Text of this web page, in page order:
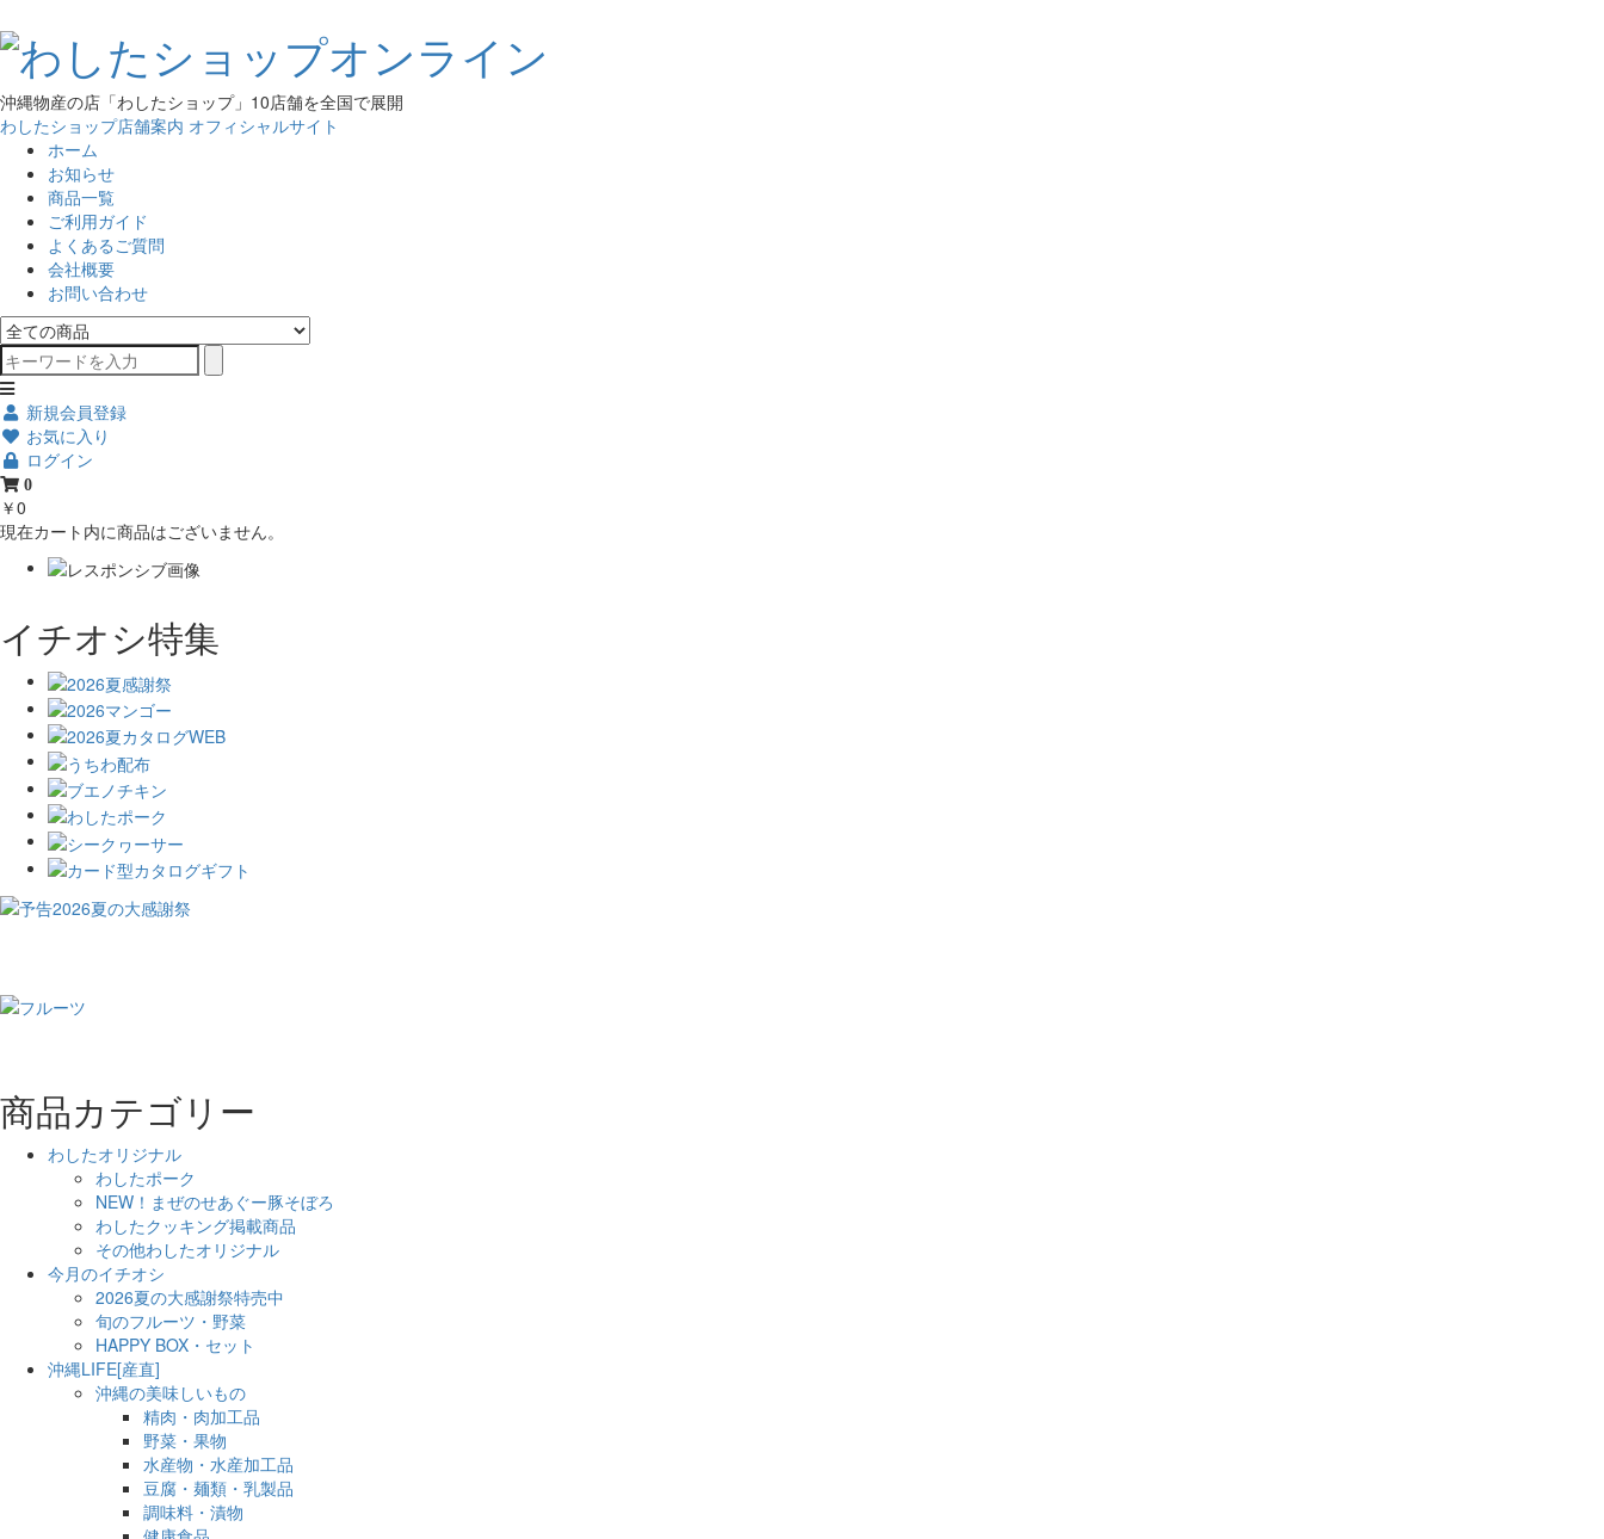
沖縄物産の店「わしたショップ」10店舗を全国で展開
わしたショップ店舗案内 オフィシャルサイト
ホーム
お知らせ
商品一覧
ご利用ガイド
よくあるご質問
会社概要
お問い合わせ
新規会員登録
お気に入り
ログイン
0
￥0
現在カート内に商品はございません。
イチオシ特集
商品カテゴリー
わしたオリジナル
わしたポーク
NEW！まぜのせあぐー豚そぼろ
わしたクッキング掲載商品
その他わしたオリジナル
今月のイチオシ
2026夏の大感謝祭特売中
旬のフルーツ・野菜
HAPPY BOX・セット
沖縄LIFE[産直]
沖縄の美味しいもの
精肉・肉加工品
野菜・果物
水産物・水産加工品
豆腐・麺類・乳製品
調味料・漬物